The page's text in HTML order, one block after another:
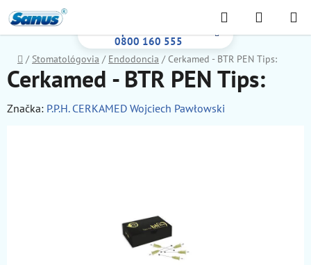
na
obsah
0800 160 555
Hľadať
KOŠÍK
Domov
/ Stomatológovia / Endodoncia / Cerkamed - BTR PEN Tips:
Cerkamed - BTR PEN Tips:
Značka: P.P.H. CERKAMED Wojciech Pawłowski